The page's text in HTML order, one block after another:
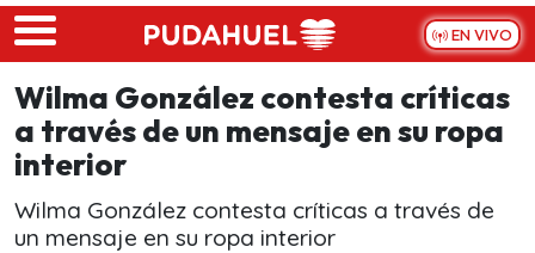
Skip to main content
EN VIVO
Wilma González contesta críticas
a través de un mensaje en su ropa
interior
Wilma González contesta críticas a través de
un mensaje en su ropa interior